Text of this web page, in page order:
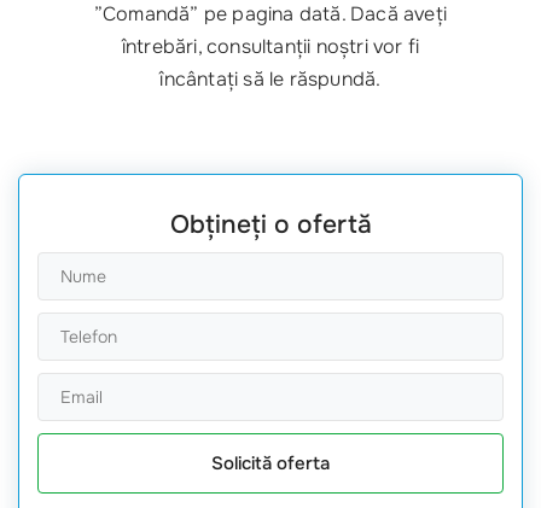
”Comandă” pe pagina dată. Dacă aveți
întrebări, consultanții noștri vor fi
încântați să le răspundă.
Obțineți o ofertă
Solicită oferta